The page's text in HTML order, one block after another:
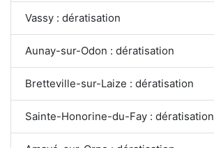
Vassy : dératisation
Aunay-sur-Odon : dératisation
Bretteville-sur-Laize : dératisation
Sainte-Honorine-du-Fay : dératisation